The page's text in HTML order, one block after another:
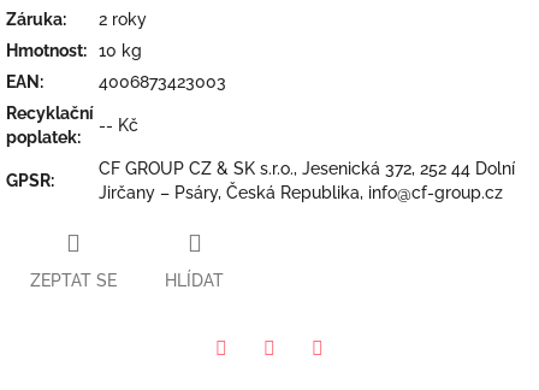
Záruka:
2 roky
Hmotnost:
10 kg
EAN :
4006873423003
Recyklační
poplatek:
-- Kč
GPSR:
CF GROUP CZ & SK s.r.o., Jesenická 372, 252 44 Dolní
Jirčany – Psáry, Česká Republika, info@cf-group.cz
ZEPTAT SE HLÍDAT